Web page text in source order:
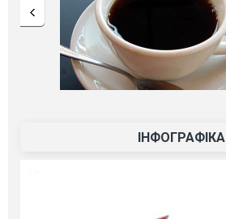
ІНФОГРАФІКА